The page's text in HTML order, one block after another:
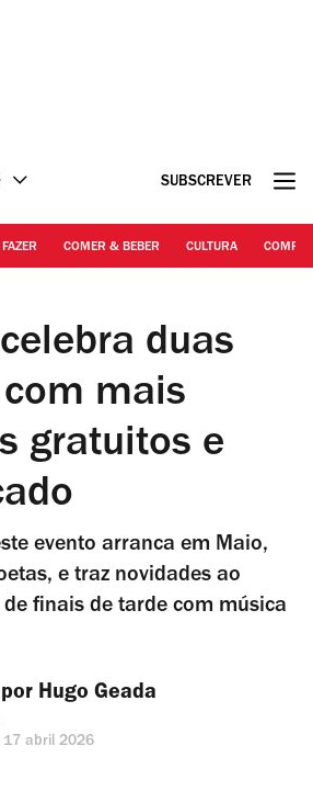
SUBSCREVER
COMER & BEBER CULTURA
duas
mais
gratuitos e
evento arranca em Maio,
e traz novidades ao
finais de tarde com música
Hugo Geada
17 abril 2026